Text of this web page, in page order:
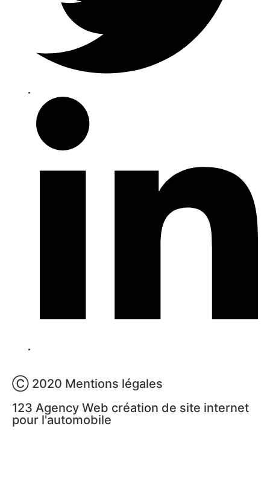
Ⓒ 2020 Mentions légales
123 Agency Web création de site internet
pour l'automobile